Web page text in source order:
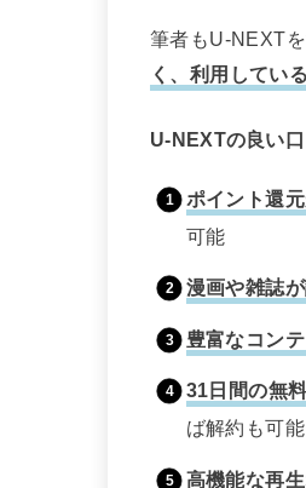
筆者もU-NEXT
く、利用してい
U-NEXTの良い
ポイント還
可能
漫画や雑誌
豊富なコン
31日間の無
ば解約も可能
高機能な再